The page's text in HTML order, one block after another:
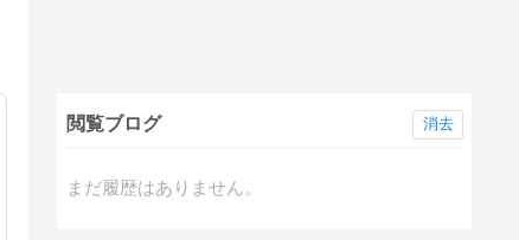
閲覧ブログ
まだ履歴はありません。
消去